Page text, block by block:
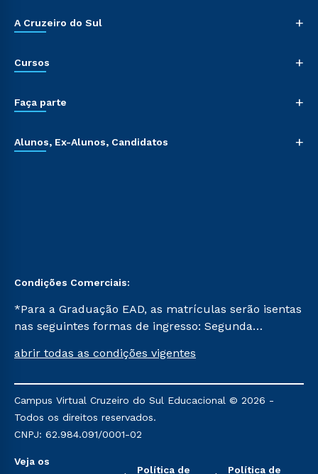
A Cruzeiro do Sul +
Cursos +
Faça parte +
Alunos, Ex-Alunos, Candidatos +
Condições Comerciais:
*Para a Graduação EAD, as matrículas serão isentas
nas seguintes formas de ingresso: Segunda
Já para as demais, a taxa de matrícula será de R$
mencionadas são referentes aos cursos: Ensino
Religioso, Geografia para a Docência e Metodologia
do Ensino de História: Questões Atuais.
abrir todas as condições vigentes
Campus Virtual Cruzeiro do Sul Educacional © 2026 -
Todos os direitos reservados.
CNPJ: 62.984.091/0001-02
Veja os
Política de Política de